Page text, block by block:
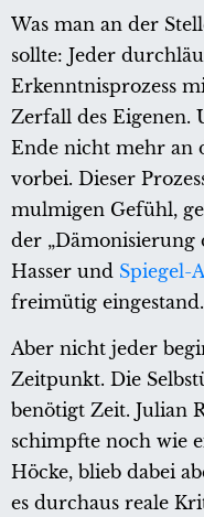
Was man an der
sollte: Jeder
Erkenntnisprozess
Zerfall des Eigenen.
Ende nicht mehr an
vorbei. Dieser
mulmigen Gefühl,
der „Dämonisierung
Hasser und Spiegel-
freimütig eingestand.
Aber nicht jeder
Zeitpunkt. Die
benötigt Zeit. Julian
schimpfte noch wie
Höcke, blieb dabei
es durchaus reale